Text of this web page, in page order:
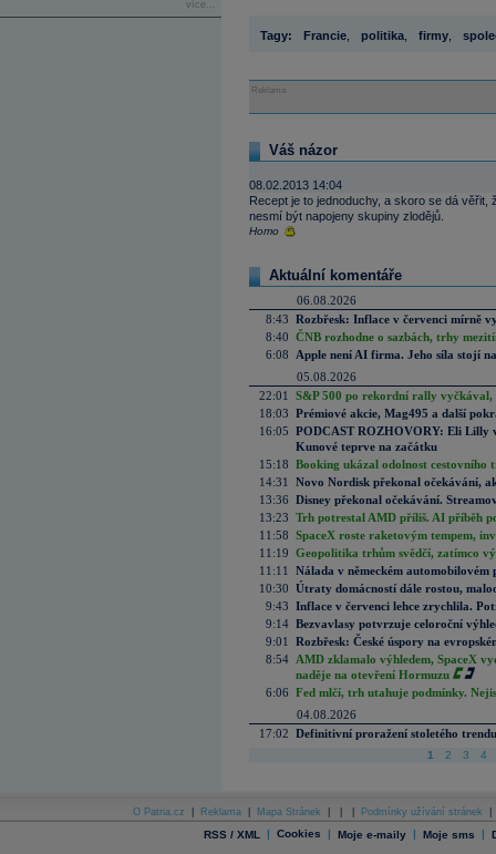
více...
Tagy: Francie politika firmy
Reklama
Váš názor
08.02.2013 14:04
Recept je to jednoduchy, a skoro se dá
nesmí být napojeny skupiny zlodějů.
Homo
Aktuální komentáře
06.08.2026
8:43 Rozbřesk: Inflace v červenci mírně
8:40 ČNB rozhodne o sazbách, trhy
6:08
Apple není AI firma. Jeho síla stojí
05.08.2026
22:01
S&P 500 po rekordní rally vyčkával,
18:03 Prémiové akcie, Mag495 a další
16:05 PODCAST ROZHOVORY: Eli Lilly
Kunové teprve na začátku
15:18 Booking ukázal odolnost cestovního
14:31
Novo Nordisk překonal očekávání,
13:36 Disney překonal očekávání.
13:23 Trh potrestal AMD příliš. AI příběh
11:58 SpaceX roste raketovým tempem,
11:19 Geopolitika trhům svědčí, zatímco
11:11
Nálada v německém automobilovém
10:30 Útraty domácností dále rostou,
9:43 Inflace v červenci lehce zrychlila.
9:14 Bezvavlasy potvrzuje celoroční
9:01
Rozbřesk: České úspory na
8:54 AMD zklamalo výhledem, SpaceX
naděje na otevření Hormuzu
6:06 Fed mlčí, trh utahuje podmínky.
04.08.2026
17:02 Definitivní proražení stoletého
1 2 3 4
O Patria.cz Reklama Mapa Stránek Podmínky užívání stránek
RSS / XML | Cookies | Moje e-maily | Moje sms |